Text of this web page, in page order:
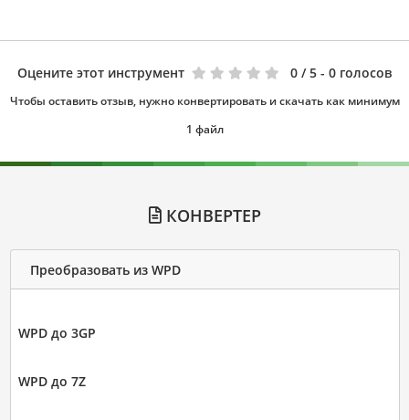
Оцените этот инструмент 0 / 5 - 0 голосов
Чтобы оставить отзыв, нужно конвертировать и скачать как минимум
1 файл
КОНВЕРТЕР
Преобразовать из WPD
WPD до 3GP
WPD до 7Z